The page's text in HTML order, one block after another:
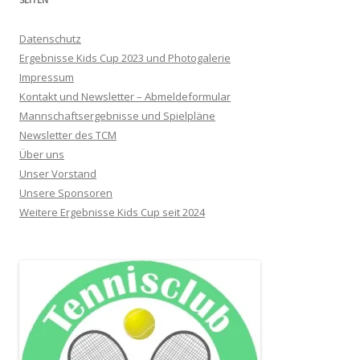
Datenschutz
Ergebnisse Kids Cup 2023 und Photogalerie
Impressum
Kontakt und Newsletter – Abmeldeformular
Mannschaftsergebnisse und Spielpläne
Newsletter des TCM
Über uns
Unser Vorstand
Unsere Sponsoren
Weitere Ergebnisse Kids Cup seit 2024